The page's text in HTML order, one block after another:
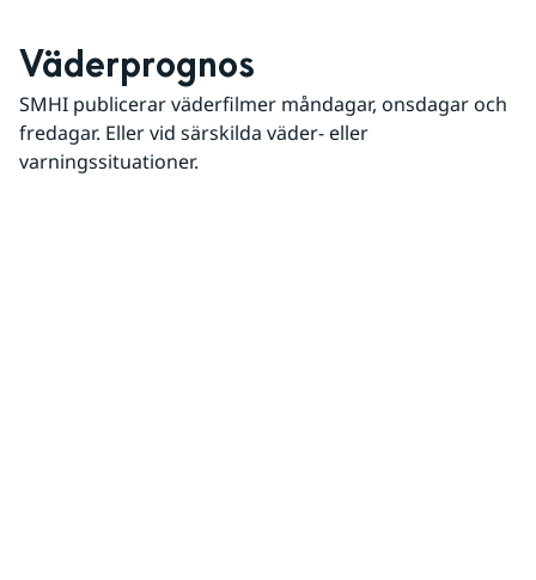
Väderprognos
SMHI publicerar väderfilmer måndagar, onsdagar och
fredagar. Eller vid särskilda väder- eller
varningssituationer.